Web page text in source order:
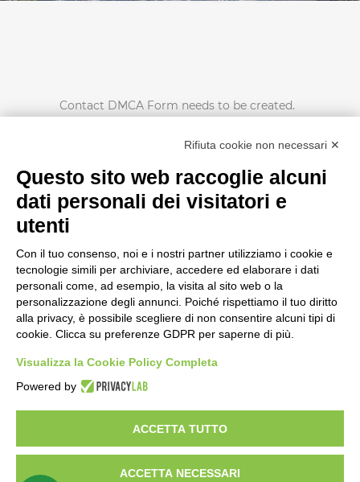
Attiva/disattiva alto contrasto
Attiva/disattiva dimensione testo
Contact DMCA Form needs to be created.
CERCA NEL SITO
Dichiarazione di accessibilità
Rifiuta cookie non necessari ✕
Questo sito web raccoglie alcuni
dati personali dei visitatori e
utenti
Con il tuo consenso, noi e i nostri partner utilizziamo i cookie e
tecnologie simili per archiviare, accedere ed elaborare i dati
personali come, ad esempio, la visita al sito web o la
personalizzazione degli annunci. Poiché rispettiamo il tuo diritto
alla privacy, è possibile scegliere di non consentire alcuni tipi di
cookie. Clicca su preferenze GDPR per saperne di più.
Visualizza la Cookie Policy Completa
Powered by
ACCETTA TUTTO
ACCETTA NECESSARI